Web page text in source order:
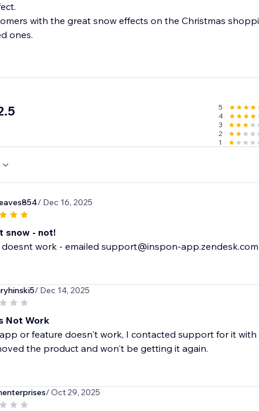
with the great snow effects on the Christmas
ones.
5
4
3
2
1
/ Dec 16, 2025
snow - not!
work - emailed support@inspon-
/ Dec 14, 2025
Not Work
or feature doesn't work, I contacted support for it
the product and won't be getting it again.
/ Oct 29, 2025